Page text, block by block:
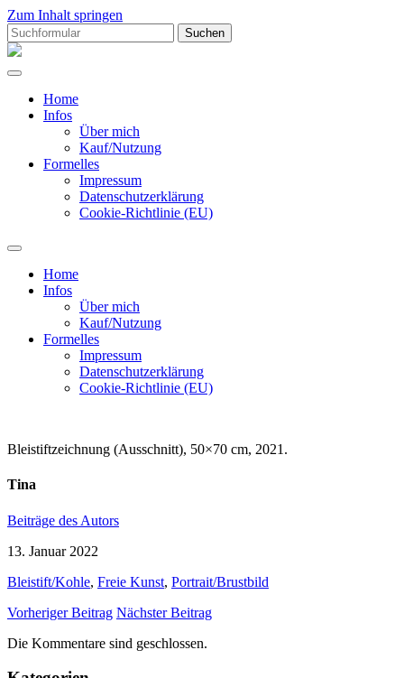
Zum Inhalt springen
Suchen
nach:Hiramgrafik
Home
Infos
Über mich
Kauf/Nutzung
Formelles
Impressum
Datenschutzerklärung
Cookie-Richtlinie (EU)
Suchfeld
ein-/ausblenden
Home
Infos
Über mich
Kauf/Nutzung
Formelles
Impressum
Datenschutzerklärung
Cookie-Richtlinie (EU)
Bleistiftzeichnung (Ausschnitt), 50×70 cm, 2021.
Tina
Beiträge des Autors
13. Januar 2022
Bleistift/Kohle, Freie Kunst, Portrait/Brustbild
Vorheriger Beitrag Nächster Beitrag
Die Kommentare sind geschlossen.